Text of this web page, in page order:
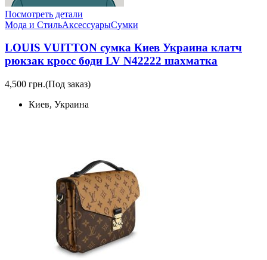
Посмотреть детали
Мода и СтильАксессуарыСумки
LOUIS VUITTON сумка Киев Украина клатч
рюкзак кросс боди LV N42222 шахматка
4,500 грн.(Под заказ)
Киев, Украина